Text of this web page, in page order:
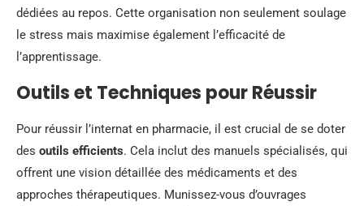
dédiées au repos. Cette organisation non seulement soulage
le stress mais maximise également l’efficacité de
l’apprentissage.
Outils et Techniques pour Réussir
Pour réussir l’internat en pharmacie, il est crucial de se doter
des outils efficients. Cela inclut des manuels spécialisés, qui
offrent une vision détaillée des médicaments et des
approches thérapeutiques. Munissez-vous d’ouvrages